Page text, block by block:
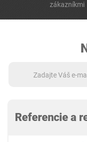
zákazníkmi
Referencie a